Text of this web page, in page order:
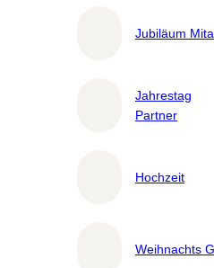
Jubiläum
Jahrestag
Partner
Hochzeit
Weihnachts